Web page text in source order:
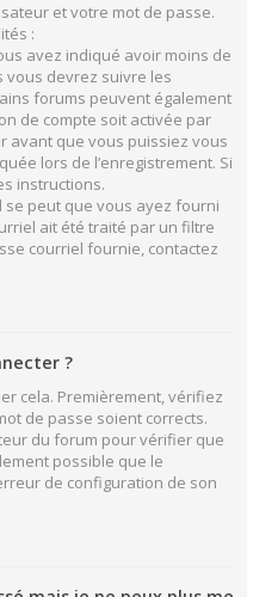
et votre mot de passe.
:
avez indiqué avoir moins de
vous devrez suivre les
forums peuvent également
de compte soit activée par
avant que vous puissiez vous
lors de l’enregistrement. Si
instructions.
se peut que vous ayez fourni
ait été traité par un filtre
courriel fournie, contactez
?
cela. Premièrement, vérifiez
de passe soient corrects.
du forum pour vérifier que
possible que le
de configuration de son